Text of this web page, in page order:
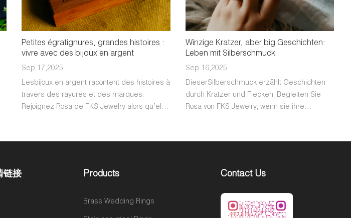
Petites égratignures, grandes histoires :
vivre avec des bijoux en argent
Sep 17,2025
Lesbijoux en argent racontent des histoires à
travers des rayures et des marques.
Rejoignez Rosa de FKS Jewelry alors qu’elle
Winzige Kratzer, aber big Geschichten:
Leben mit Silberschmuck
Sep 16,2025
DieserSilberschmuck erzählt Geschichten
durch Kratzer und Flecken. Begleiten Sie
Rosa von FKS Jewelry, wenn sie ihre
链接 Products
Brass Wedding Rings
Contact Us